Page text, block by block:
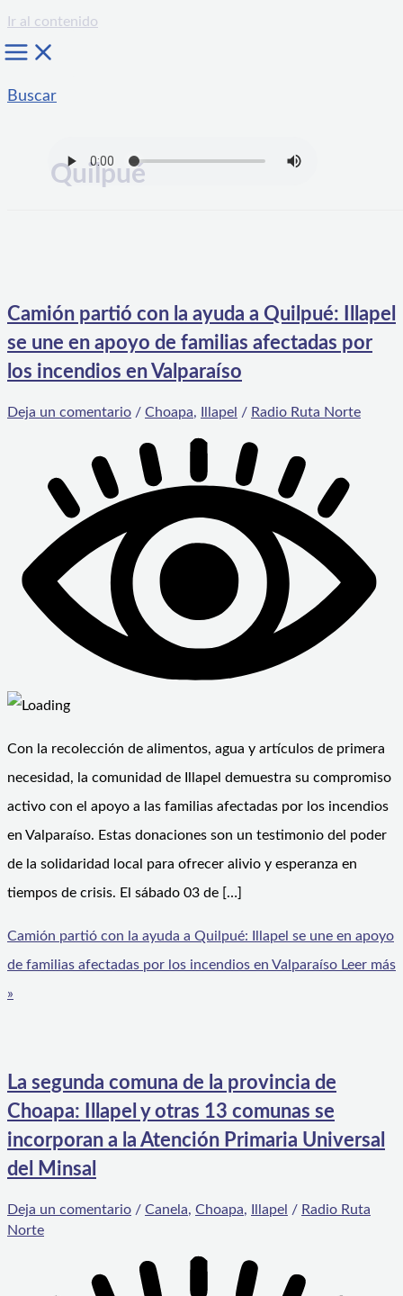
Ir al contenido
Buscar
Quilpué
Camión partió con la ayuda a Quilpué: Illapel
se une en apoyo de familias afectadas por
los incendios en Valparaíso
Deja un comentario / Choapa, Illapel / Radio Ruta Norte
Con la recolección de alimentos, agua y artículos de primera
necesidad, la comunidad de Illapel demuestra su compromiso
activo con el apoyo a las familias afectadas por los incendios
en Valparaíso. Estas donaciones son un testimonio del poder
de la solidaridad local para ofrecer alivio y esperanza en
tiempos de crisis. El sábado 03 de […]
Camión partió con la ayuda a Quilpué: Illapel se une en apoyo
de familias afectadas por los incendios en Valparaíso Leer más
»
La segunda comuna de la provincia de
Choapa: Illapel y otras 13 comunas se
incorporan a la Atención Primaria Universal
del Minsal
Deja un comentario / Canela, Choapa, Illapel / Radio Ruta
Norte